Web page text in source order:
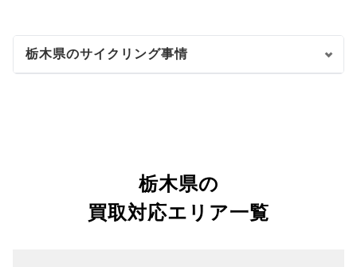
栃木県のサイクリング事情
栃木県の
買取対応エリア一覧